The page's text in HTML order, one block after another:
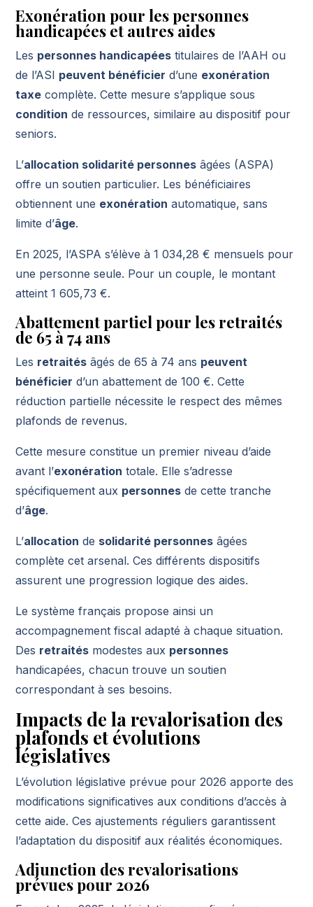
Exonération pour les personnes
handicapées et autres aides
Les personnes handicapées titulaires de l’AAH ou
de l’ASI peuvent bénéficier d’une exonération
taxe complète. Cette mesure s’applique sous
condition de ressources, similaire au dispositif pour
seniors.
L’allocation solidarité personnes âgées (ASPA)
offre un soutien particulier. Les bénéficiaires
obtiennent une exonération automatique, sans
limite d’âge.
En 2025, l’ASPA s’élève à 1 034,28 € mensuels pour
une personne seule. Pour un couple, le montant
atteint 1 605,73 €.
Abattement partiel pour les retraités
de 65 à 74 ans
Les retraités âgés de 65 à 74 ans peuvent
bénéficier d’un abattement de 100 €. Cette
réduction partielle nécessite le respect des mêmes
plafonds de revenus.
Cette mesure constitue un premier niveau d’aide
avant l’exonération totale. Elle s’adresse
spécifiquement aux personnes de cette tranche
d’âge.
L’allocation de solidarité personnes âgées
complète cet arsenal. Ces différents dispositifs
assurent une progression logique des aides.
Le système français propose ainsi un
accompagnement fiscal adapté à chaque situation.
Des retraités modestes aux personnes
handicapées, chacun trouve un soutien
correspondant à ses besoins.
Impacts de la revalorisation des
plafonds et évolutions
législatives
L’évolution législative prévue pour 2026 apporte des
modifications significatives aux conditions d’accès à
cette aide. Ces ajustements réguliers garantissent
l’adaptation du dispositif aux réalités économiques.
Adjunction des revalorisations
prévues pour 2026